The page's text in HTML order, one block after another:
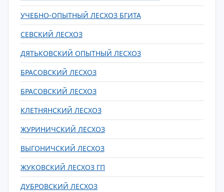
УЧЕБНО-ОПЫТНЫЙ ЛЕСХОЗ БГИТА
СЕВСКИЙ ЛЕСХОЗ
ДЯТЬКОВСКИЙ ОПЫТНЫЙ ЛЕСХОЗ
БРАСОВСКИЙ ЛЕСХОЗ
БРАСОВСКИЙ ЛЕСХОЗ
КЛЕТНЯНСКИЙ ЛЕСХОЗ
ЖУРИНИЧСКИЙ ЛЕСХОЗ
ВЫГОНИЧСКИЙ ЛЕСХОЗ
ЖУКОВСКИЙ ЛЕСХОЗ ГП
ДУБРОВСКИЙ ЛЕСХОЗ